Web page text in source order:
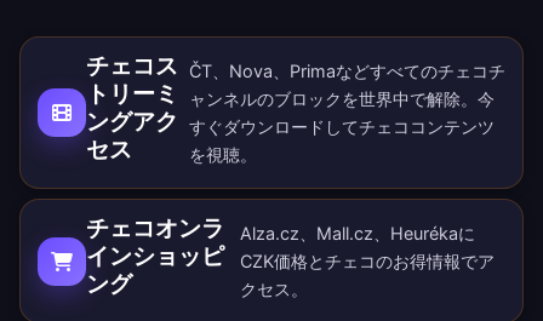
チェコス
トリーミ
ングアク
セス
ČT、Nova、Primaなどすべてのチェコチ
ャンネルのブロックを世界中で解除。 今
すぐダウンロード してチェココンテンツ
を視聴。
チェコオンラ
インショッピ
ング
Alza.cz、Mall.cz、Heurékaに
CZK価格とチェコのお得情報でア
クセス。